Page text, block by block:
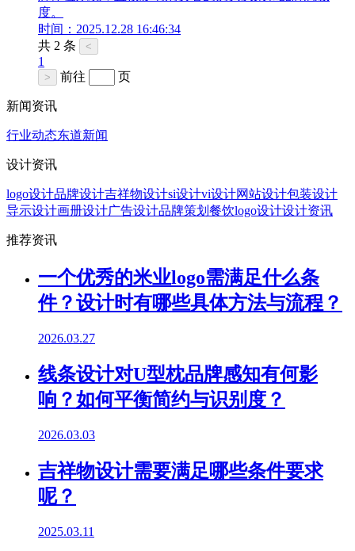
度。
时间：2025.12.28 16:46:34
共 2 条
<
1
> 前往 页
新闻资讯
行业动态东道新闻
设计资讯
logo设计品牌设计吉祥物设计si设计vi设计网站设计包装设计
导示设计画册设计广告设计品牌策划 餐饮logo设计设计资讯
推荐资讯
一个优秀的米业logo需满足什么条
件？设计时有哪些具体方法与流程？
2026.03.27
线条设计对U型枕品牌感知有何影
响？如何平衡简约与识别度？
2026.03.03
吉祥物设计需要满足哪些条件要求
呢？
2025.03.11